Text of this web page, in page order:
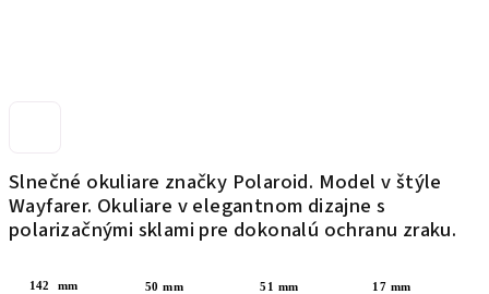
Slnečné okuliare značky Polaroid. Model v štýle
Wayfarer. Okuliare v elegantnom dizajne s
polarizačnými sklami pre dokonalú ochranu zraku.
142 mm 50 mm
51 mm 17 mm